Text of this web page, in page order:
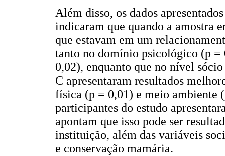
Além disso, os dados
indicaram que quando a amostra
que estavam em um
tanto no domínio psicológico (p =
0,02), enquanto que no nível
C apresentaram resultados
física (p = 0,01) e meio ambiente
participantes do estudo
apontam que isso pode ser
instituição, além das variáveis
e conservação mamária.